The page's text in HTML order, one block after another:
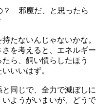
？ 邪魔だ、と思ったら
たないんじゃないかな。
を考えると、エネルギー
ら、飼い慣らしたほう
いいはず。
同じで、全力で滅ぼしに
ようがいまいが、どうで